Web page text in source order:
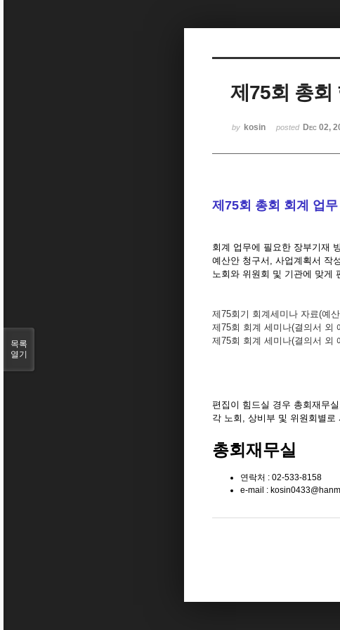
제75회 총회
by kosin posted Dec 02,
제75회 총회 회계 업
회계 업무에 필요한 장부기재
예산안 청구서, 사업계획서 작
노회와 위원회 및 기관에 맞게
제75회기 회계세미나 자료(예
제75회 회계 세미나(결의서 외
제75회 회계 세미나(결의서 외
편집이 힘드실 경우 총회재무
각 노회, 상비부 및 위원회별
총회재무실
연락처 : 02-533-8158
e-mail :
목록
열기
Sketchbook5, 스케치북5
Sketchbook5, 스케치북5